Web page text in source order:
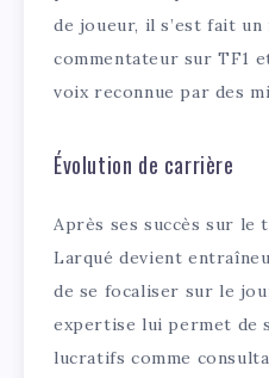
de joueur, il s’est fait un
commentateur sur TF1
voix reconnue par des
Évolution de carrière
Après ses succès sur le
Larqué devient
de se focaliser sur le
expertise lui permet de
lucratifs comme